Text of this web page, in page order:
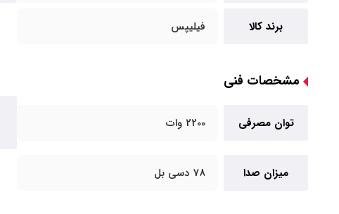
برند کالا فیلیپس
مشخصات فنی
توان مصرفی 2200 وات
میزان صدا 78 دسی بل